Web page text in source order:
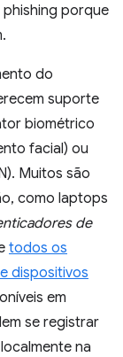
phishing porque
do
suporte
biométrico
facial) ou
Muitos são
como laptops
de
todos os
dispositivos
em
se registrar
na